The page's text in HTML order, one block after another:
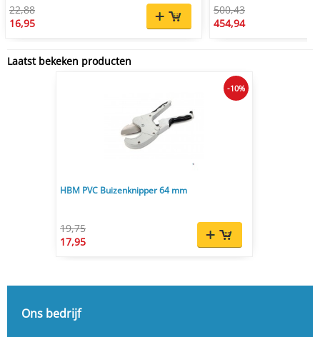
22,88
16,95
500,43
454,94
Laatst bekeken producten
HBM PVC Buizenknipper 64 mm
19,75
17,95
-10%
Ons bedrijf